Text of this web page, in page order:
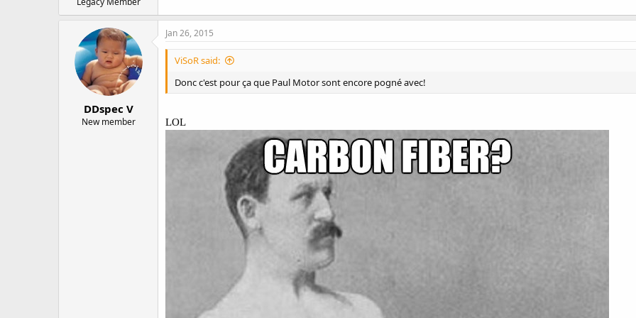
DDspec V
New member
Jan 26, 2015
ViSoR said:
Donc c'est pour ça que Paul Motor sont encore pogné avec!
LOL